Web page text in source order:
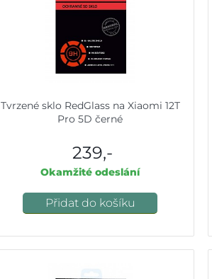
Tvrzené sklo RedGlass na Xiaomi 12T
Pro 5D černé
239,-
Okamžité odeslání
Přidat do košíku